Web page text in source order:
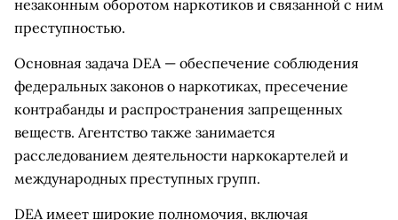
незаконным оборотом наркотиков и связанной с ним
преступностью.
Основная задача DEA — обеспечение соблюдения
федеральных законов о наркотиках, пресечение
контрабанды и распространения запрещенных
веществ. Агентство также занимается
расследованием деятельности наркокартелей и
международных преступных групп.
DEA имеет широкие полномочия, включая